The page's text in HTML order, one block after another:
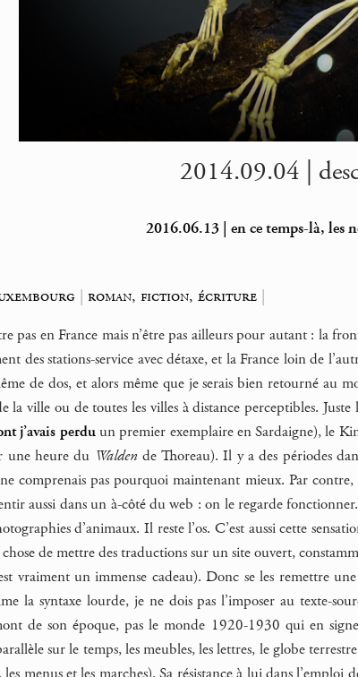
2014.09.04 |
2016.06.13 | en ce temps-là, les
|roman, fiction, écriture |
pas en France mais n’être pas ailleurs pour autant : la
des stations-service avec détaxe, et la France loin de
de dos, et alors même que je serais bien retourné au
la ville ou de toutes les villes à distance perceptibles.
j’avais perduun premier exemplaire en Sardaigne), le
une heure du Walden de Thoreau). Il y a des périodes
comprenais pas pourquoi maintenant mieux. Par
aussi dans un à-côté du web : on le regarde
d’animaux. Il reste l’os. C’est aussi cette
de mettre des traductions sur un site ouvert,
vraiment un immense cadeau). Donc se les remettre
la syntaxe lourde, je ne dois pas l’imposer au texte-
de son époque, pas le monde 1920-1930 qui en
sur le temps, les meubles, les lettres, le globe